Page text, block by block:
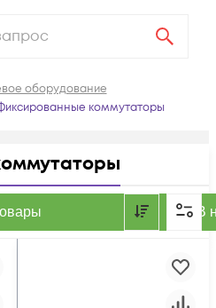
оборудование
коммутаторы
В